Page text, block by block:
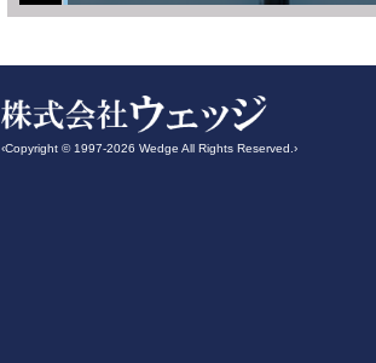
‹Copyright © 1997-2026 Wedge All Rights Reserved.›